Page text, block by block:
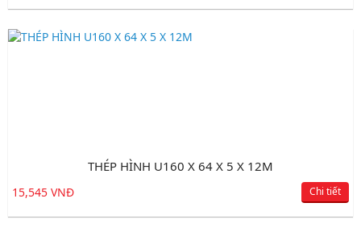
THÉP HÌNH U160 X 64 X 5 X 12M
15,545 VNĐ Chi tiết